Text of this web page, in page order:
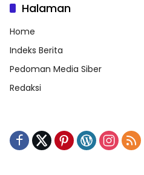
Halaman
Home
Indeks Berita
Pedoman Media Siber
Redaksi